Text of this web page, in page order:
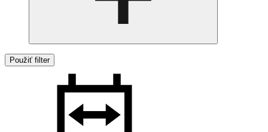
Použiť filter